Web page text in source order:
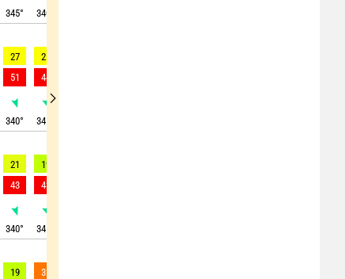
345° 340
27 25
51 44
340° 345
21 19
43 43
340° 345
19 31